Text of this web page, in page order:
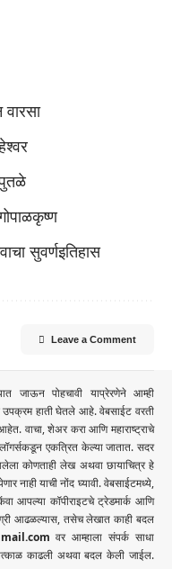
वारसा
सुवर्णइतिहास
Leave a Comment
जाऊन पोहचावी याप्रेरणेने आम्ही
हाती घेतले आहे. वेबसाईट वरती
वाचा, शेअर करा आणि महाराष्ट्राचे
एकत्रित केल्या जातात. सदर
कोणताही लेख अथवा छायाचित्र हे
नाही याची नोंद घ्यावी. वेबसाईटमध्ये,
आपल्या कॉपीराइटचे ट्रेडमार्क आणि
आढळल्यास, तसेच लेखात काही बदल
वर आम्हाला संपर्क साधा
काढली अथवा बदल केली जाईल.